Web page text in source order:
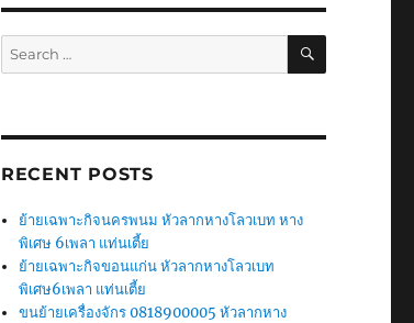
Search
for:
SEARCH
RECENT POSTS
ย้ายเฉพาะกิจนครพนม หัวลากหางโลวเบท หาง
พิเศษ 6เพลา แท่นเตี้ย
ย้ายเฉพาะกิจขอนแก่น หัวลากหางโลวเบท
พิเศษ6เพลา แท่นเตี้ย
ขนย้ายเครื่องจักร 0818900005 หัวลากหาง